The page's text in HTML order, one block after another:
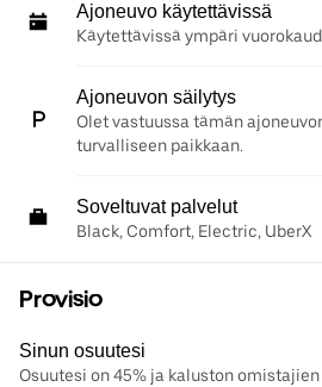
Ajoneuvo käytettävissä
Käytettävissä ympäri
Ajoneuvon säilytys
Olet vastuussa tämän
turvalliseen paikkaan.
Soveltuvat palvelut
Black, Comfort, Electric, UberX
Provisio
Sinun osuutesi
Osuutesi on 45% ja kaluston omistajien